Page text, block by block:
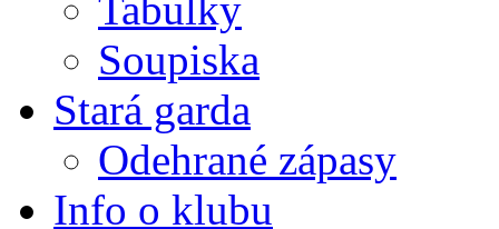
Tabulky
Soupiska
Stará garda
Odehrané zápasy
Info o klubu